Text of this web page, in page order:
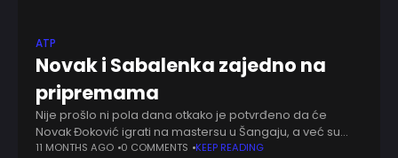
ATP
Novak i Sabalenka zajedno na
pripremama
Nije prošlo ni pola dana otkako je potvrđeno da će
Novak Đoković igrati na mastersu u Šangaju, a već su
stigle fotografije iz Grčke na kojima se najbolji teniser
11 MONTHS AGO 0 COMMENTS KEEP READING